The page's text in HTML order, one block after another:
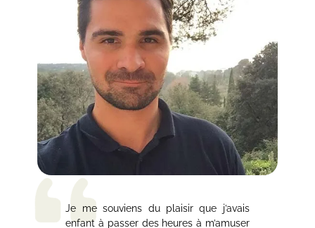
Je me souviens du plaisir que j’avais
enfant à passer des heures à m’amuser